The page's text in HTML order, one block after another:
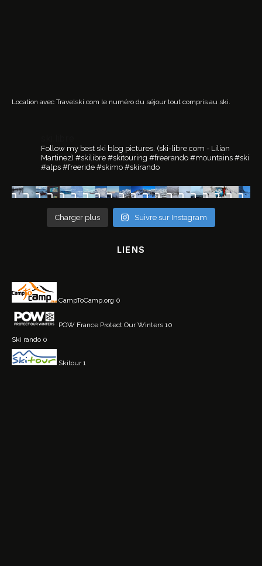
Location avec Travelski.com le numéro du séjour tout compris au ski.
Follow my best ski blog pictures. (ski-libre.com - Lilian
Martinez) #skilibre #skitouring #freerando #mountains #ski
#alps #freeride #skimo #skirando
Charger plus Suivre sur Instagram
LIENS
CampToCamp.org 0
POW France Protect Our Winters 10
Ski rando 0
Skitour1